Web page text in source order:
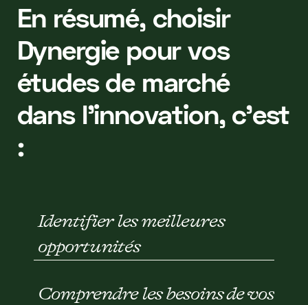
En résumé, choisir
Dynergie pour vos
études de marché
dans l'innovation, c'est
:
Identifier les meilleures
opportunités
Comprendre les besoins de vos